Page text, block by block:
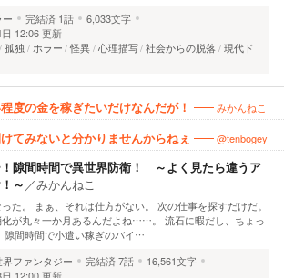
ー 完結済 1話
6,033文字
12:06 更新
孤独 ホラー 怪異 心理描写 社会からの脱落 現代ド
度の金を稼ぎたいだけなんだが！ みかんねこ
てみないと分かりませんからねぇ @tenbogey
隙間時間で異世界防衛！ ～よく見たら違うア
～ ／みかんねこ
た。 まぁ、それは仕方がない。 次の仕事を探すだけだ。
が丸々一か月あるんだよね……。 流石に暇だし、ちょっ
隙間時間で小遣い稼ぎのバイ…
界ファンタジー 完結済7話
16,561文字